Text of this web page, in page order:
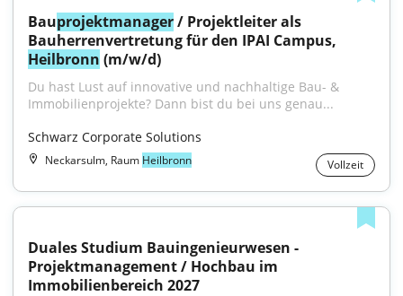
Bauprojektmanager / Projektleiter als
Heilbronn (m/w/d)
Du hast Lust auf innovative und nachhaltige Bau- &
Immobilienprojekte? Dann bist du bei uns genau...
Schwarz Corporate Solutions
Neckarsulm, Raum Heilbronn Vollzeit
Duales Studium Bauingenieurwesen -
Projektmanagement / Hochbau im
Immobilienbereich 2027